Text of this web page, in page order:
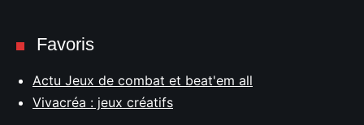
Favoris
Actu Jeux de combat et beat'em all
Vivacréa : jeux créatifs